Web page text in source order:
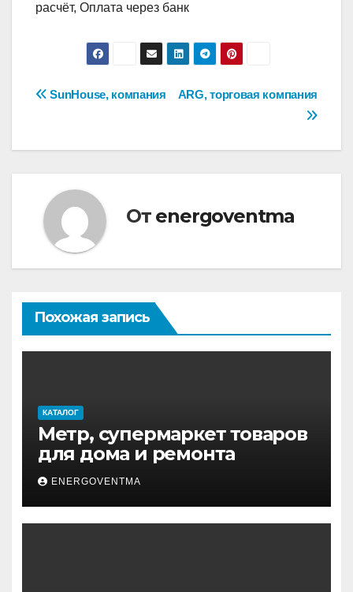
расчёт, Оплата через банк
Навигация
ARG, торговая компания
SunHouse, компания
От energoventma
Похожая запись
КАТАЛОГ
Метр, супермаркет товаров
для дома и ремонта
ENERGOVENTMA